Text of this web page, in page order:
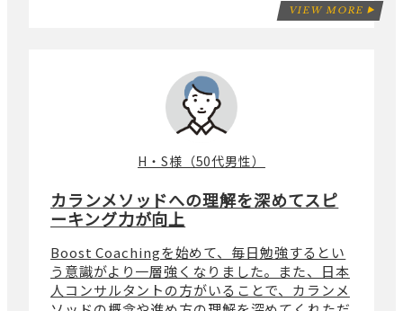
VIEW MORE
カランメソッドへの理解を深めてスピ
ーキング力が向上
H・S様（50代男性）
Boost Coachingを始めて、毎日勉強するとい
う意識がより一層強くなりました。また、日本
人コンサルタントの方がいることで、カランメ